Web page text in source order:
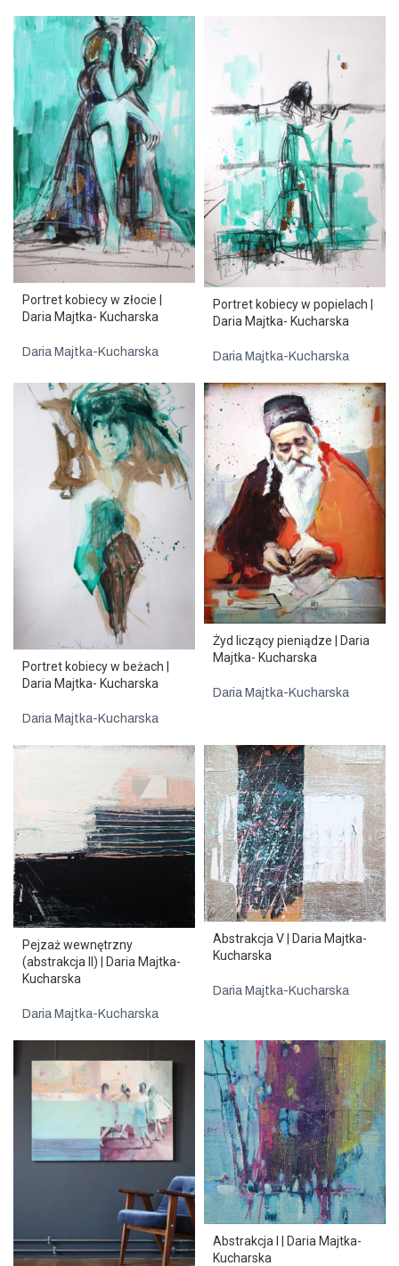
Portret kobiecy w złocie |
Daria Majtka- Kucharska
Daria Majtka-Kucharska
Portret kobiecy w popielach |
Daria Majtka- Kucharska
Daria Majtka-Kucharska
Portret kobiecy w beżach |
Daria Majtka- Kucharska
Daria Majtka-Kucharska
Żyd liczący pieniądze | Daria
Majtka- Kucharska
Daria Majtka-Kucharska
Pejzaż wewnętrzny
(abstrakcja II) | Daria Majtka-
Kucharska
Daria Majtka-Kucharska
Abstrakcja V | Daria Majtka-
Kucharska
Daria Majtka-Kucharska
Abstrakcja I | Daria Majtka-
Kucharska